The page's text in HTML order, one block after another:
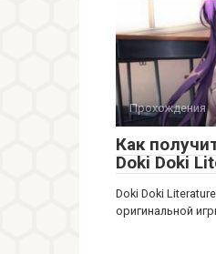
Прохождения
Как
Doki Doki
Doki Doki
оригинальной